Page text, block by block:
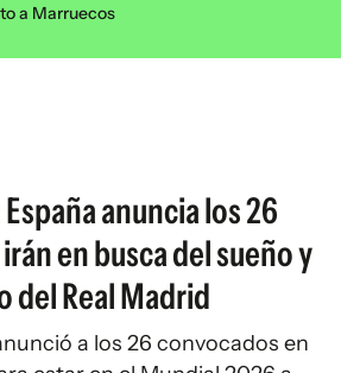
a Marruecos
anuncia los 26
en busca del sueño y
del Real Madrid
a los 26 convocados en